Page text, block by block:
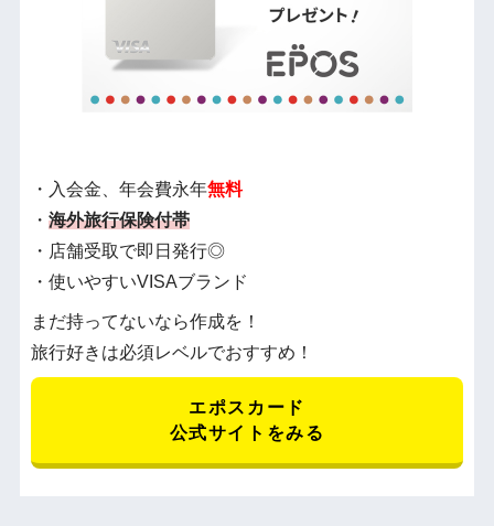
・入会金、年会費永年無料
・ 海外旅行保険付帯
・店舗受取で即日発行◎
・使いやすいVISAブランド
まだ持ってないなら作成を！
旅行好きは必須レベルでおすすめ！
エポスカード
公式サイトをみる